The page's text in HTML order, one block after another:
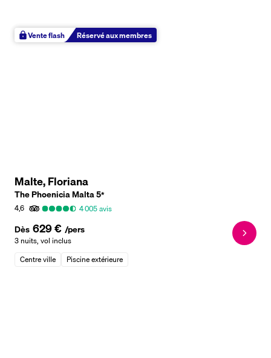
Vente flash Réservé aux membres
Malte, Floriana
The Phoenicia Malta5*
4,6
4 005avis
Dès 629 € /pers
3 nuits, vol inclus
Centre ville
Piscine extérieure